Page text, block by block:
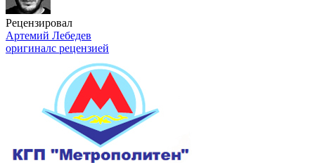
Рецензировал
Артемий Лебедев
оригиналс рецензией